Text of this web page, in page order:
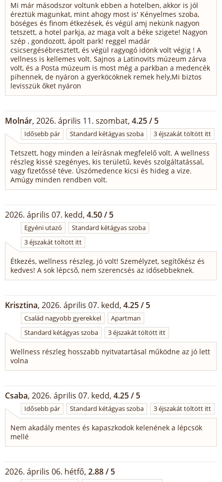
Mi már másodszor voltunk ebben a hotelben, akkor is jól
éreztük magunkat, mint ahogy most is' Kényelmes szoba,
böséges és finom étkezések, és végül amj nekünk nagyon
tetszett, a hotel parkja, az maga volt a béke szigete! Nagyon
szép , gondozott, ápolt park! reggel madár
csicsergésébresztett, és végül ragyogó idönk volt végig ! A
vellness is kellemes volt. Sajnos a Latinovits múzeum zárva
volt, és a Posta múzeum is most még a parkban a medencék
pihennek, de nyáron a gyerköcöknek remek hely,Mi biztos
levisszük őket nyáron
Molnár, 2026. április 11. szombat, 4.25 / 5
Idősebb pár Standard kétágyas szoba 3 éjszakát töltött itt
Tetszett, hogy minden a leírásnak megfelelő volt. A wellness
részleg kissé szegényes, kis területű, kevés szolgáltatással,
vagy fizetőssé téve. Úszómedence kicsi és hideg a vize.
Amúgy minden rendben volt.
2026. április 07. kedd, 4.50 / 5
Egyéni utazó
Standard kétágyas szoba
3 éjszakát töltött itt
Étkezés, wellness részleg, jó volt! Személyzet, segítőkész és
kedves! A sok lépcső, nem szerencsés az idősebbeknek.
Krisztina, 2026. április 07. kedd, 4.25 / 5
Család nagyobb gyerekkel
Apartman
Standard kétágyas szoba
3 éjszakát töltött itt
Wellness részleg hosszabb nyitvatartásal működne az jó lett
volna
Csaba, 2026. április 07. kedd, 4.25 / 5
Idősebb pár Standard kétágyas szoba 3 éjszakát töltött itt
Nem akadály mentes és kapaszkodok kelenének a lépcsök
mellé
2026. április 06. hétfő, 2.88 / 5